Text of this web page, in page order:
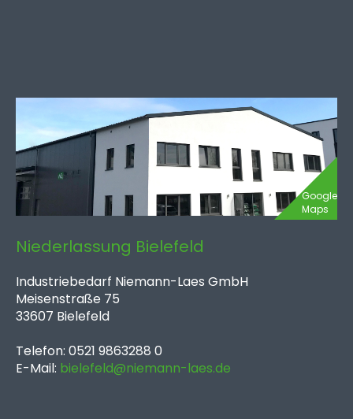
Google
Maps
Niederlassung Bielefeld
Industriebedarf Niemann-Laes GmbH
Meisenstraße 75
33607 Bielefeld
Telefon: 0521 9863288 0
E-Mail: bielefeld@niemann-laes.de